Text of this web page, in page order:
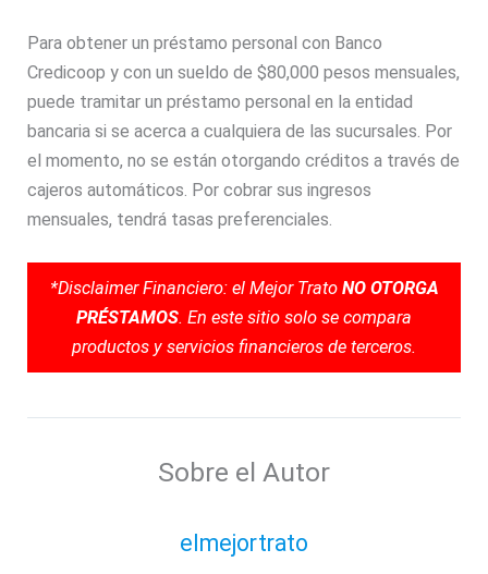
Para obtener un préstamo personal con Banco
Credicoop y con un sueldo de $80,000 pesos mensuales,
puede tramitar un préstamo personal en la entidad
bancaria si se acerca a cualquiera de las sucursales. Por
el momento, no se están otorgando créditos a través de
cajeros automáticos. Por cobrar sus ingresos
mensuales, tendrá tasas preferenciales.
*Disclaimer Financiero: el Mejor Trato NO OTORGA
PRÉSTAMOS. En este sitio solo se compara
productos y servicios financieros de terceros.
Sobre el Autor
elmejortrato